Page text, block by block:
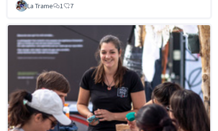
La Trame 1 7